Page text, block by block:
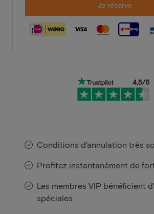
Je réserve
Conditions d'annulation très
Profitez instantanément de
Les membres VIP bénéficient
spéciales